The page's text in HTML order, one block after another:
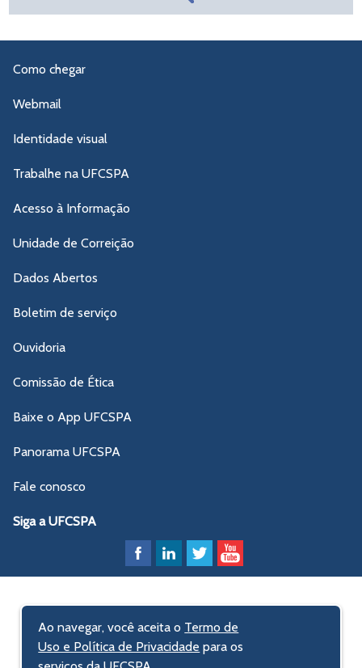
Como chegar
Webmail
Identidade visual
Trabalhe na UFCSPA
Acesso à Informação
Unidade de Correição
Dados Abertos
Boletim de serviço
Ouvidoria
Comissão de Ética
Baixe o App UFCSPA
Panorama UFCSPA
Fale conosco
Siga a UFCSPA
Ao navegar, você aceita o Termo de
Uso e Política de Privacidade para os